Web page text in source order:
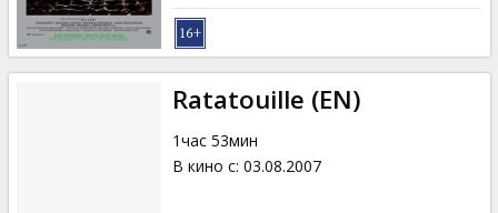
Ratatouille (EN)
1час 53мин
В кино с: 03.08.2007